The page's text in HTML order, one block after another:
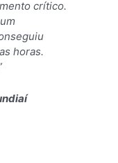
crítico.
horas.